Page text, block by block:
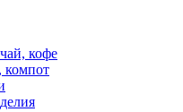
кофе
компот